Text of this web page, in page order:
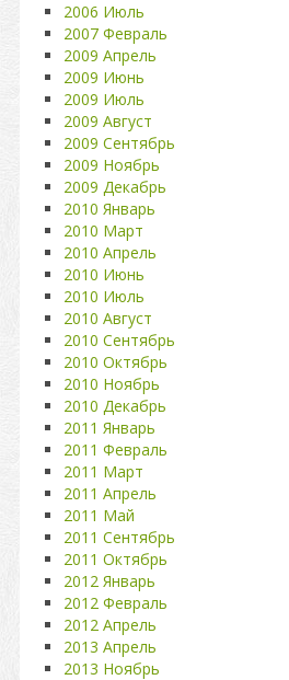
2006 Июль
2007 Февраль
2009 Апрель
2009 Июнь
2009 Июль
2009 Август
2009 Сентябрь
2009 Ноябрь
2009 Декабрь
2010 Январь
2010 Март
2010 Апрель
2010 Июнь
2010 Июль
2010 Август
2010 Сентябрь
2010 Октябрь
2010 Ноябрь
2010 Декабрь
2011 Январь
2011 Февраль
2011 Март
2011 Апрель
2011 Май
2011 Сентябрь
2011 Октябрь
2012 Январь
2012 Февраль
2012 Апрель
2013 Апрель
2013 Ноябрь